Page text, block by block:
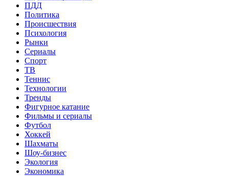
ПДД
Политика
Происшествия
Психология
Рынки
Сериалы
Спорт
ТВ
Теннис
Технологии
Тренды
Фигурное катание
Фильмы и сериалы
Футбол
Хоккей
Шахматы
Шоу-бизнес
Экология
Экономика